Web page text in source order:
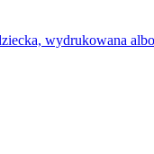
wydrukowana